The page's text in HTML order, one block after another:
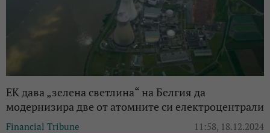
EК дава „зелена светлина“ на Белгия да
модернизира две от атомните си електроцентрали
Financial Tribune 11:58, 18.12.2024